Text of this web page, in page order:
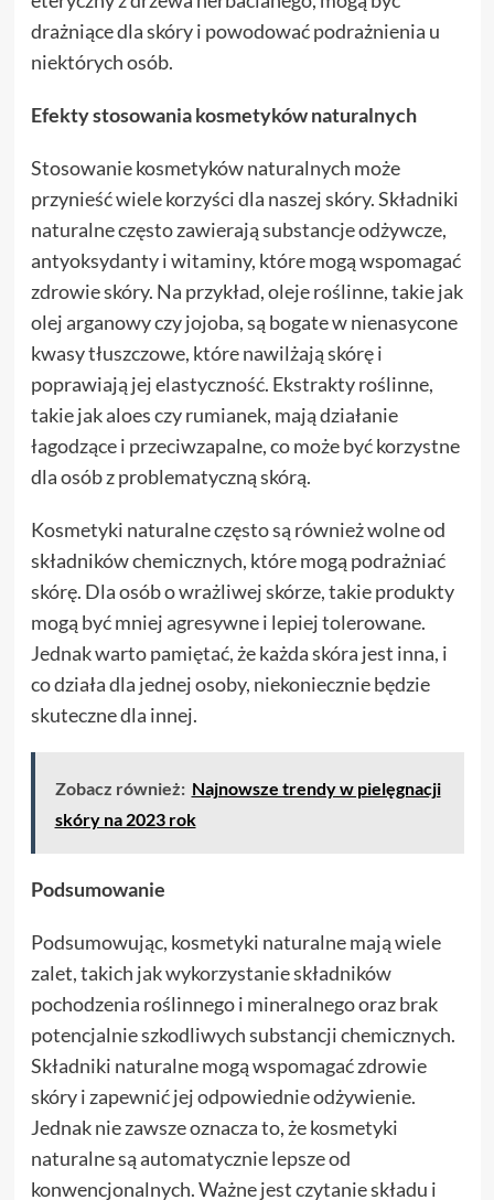
drażniące dla skóry i powodować podrażnienia u
niektórych osób.
Efekty stosowania kosmetyków naturalnych
Stosowanie kosmetyków naturalnych może
przynieść wiele korzyści dla naszej skóry. Składniki
naturalne często zawierają substancje odżywcze,
antyoksydanty i witaminy, które mogą wspomagać
zdrowie skóry. Na przykład, oleje roślinne, takie jak
olej arganowy czy jojoba, są bogate w nienasycone
kwasy tłuszczowe, które nawilżają skórę i
poprawiają jej elastyczność. Ekstrakty roślinne,
takie jak aloes czy rumianek, mają działanie
łagodzące i przeciwzapalne, co może być korzystne
dla osób z problematyczną skórą.
Kosmetyki naturalne często są również wolne od
składników chemicznych, które mogą podrażniać
skórę. Dla osób o wrażliwej skórze, takie produkty
mogą być mniej agresywne i lepiej tolerowane.
Jednak warto pamiętać, że każda skóra jest inna, i
co działa dla jednej osoby, niekoniecznie będzie
skuteczne dla innej.
Zobacz również: Najnowsze trendy w pielęgnacji
skóry na 2023 rok
Podsumowanie
Podsumowując, kosmetyki naturalne mają wiele
zalet, takich jak wykorzystanie składników
pochodzenia roślinnego i mineralnego oraz brak
potencjalnie szkodliwych substancji chemicznych.
Składniki naturalne mogą wspomagać zdrowie
skóry i zapewnić jej odpowiednie odżywienie.
Jednak nie zawsze oznacza to, że kosmetyki
naturalne są automatycznie lepsze od
konwencjonalnych. Ważne jest czytanie składu i